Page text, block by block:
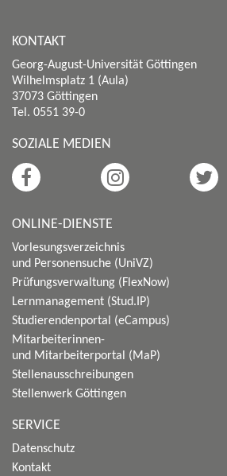
KONTAKT
Georg-August-Universität Göttingen
Wilhelmsplatz 1 (Aula)
37073 Göttingen
Tel. 0551 39-0
SOZIALE MEDIEN
ONLINE-DIENSTE
Vorlesungsverzeichnis
und Personensuche (UniVZ)
Prüfungsverwaltung (FlexNow)
Lernmanagement (Stud.IP)
Studierendenportal (eCampus)
Mitarbeiterinnen-
und Mitarbeiterportal (MaP)
Stellenausschreibungen
Stellenwerk Göttingen
SERVICE
Datenschutz
Kontakt